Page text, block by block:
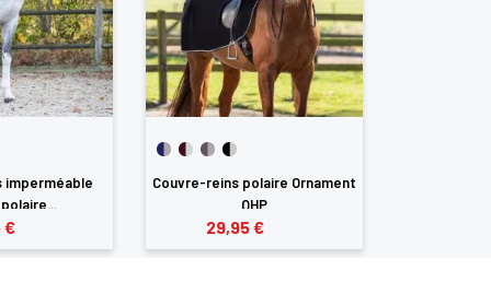
imperméable
€
Couvre-reins polaire Ornament
QHP
29,95 €